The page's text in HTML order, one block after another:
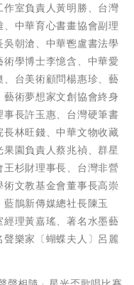
室負責人黃明勝、台灣
中華育心書畫協會副理
朝滄、中華鬯盧書法學
學博士李憶含、中華愛
台美術顧問楊惠珍、藝
術夢想家文創協會終身
長許玉惠、台灣硬筆書
林旺錢、中華文物收藏
園負責人蔡兆禎、群星
杉財理事長、台灣非營
文教基金會董事長高崇
鵲新傳媒總社長陳玉
理黃嘉瑤、著名水墨藝
樂家〔蝴蝶夫人〕呂麗